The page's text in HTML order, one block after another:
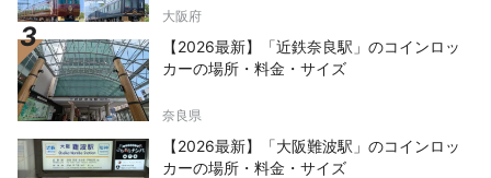
大阪府
【2026最新】「近鉄奈良駅」のコインロッ
カーの場所・料金・サイズ
奈良県
【2026最新】「大阪難波駅」のコインロッ
カーの場所・料金・サイズ